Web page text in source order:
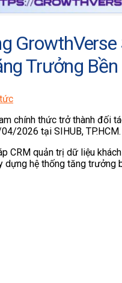
Trưởng
chính thức trở thành đối
2026 tại SIHUB, TP.HCM.
CRM quản trị dữ liệu
dựng hệ thống tăng